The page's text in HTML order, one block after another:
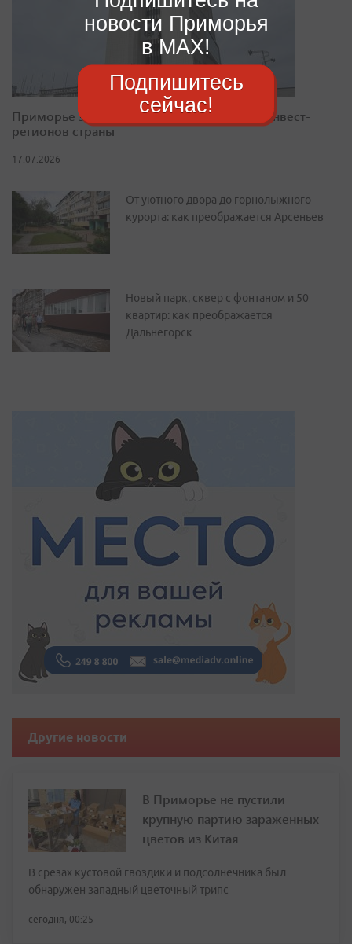
Приморье закрепилось в десятке лучших инвест-
регионов страны
17.07.2026
От уютного двора до горнолыжного
курорта: как преображается Арсеньев
Новый парк, сквер с фонтаном и 50
квартир: как преображается
Дальнегорск
Другие новости
В Приморье не пустили
крупную партию зараженных
цветов из Китая
В срезах кустовой гвоздики и подсолнечника был
обнаружен западный цветочный трипс
сегодня, 00:25
новости Приморья
в MAX!
Подпишитесь
сейчас!